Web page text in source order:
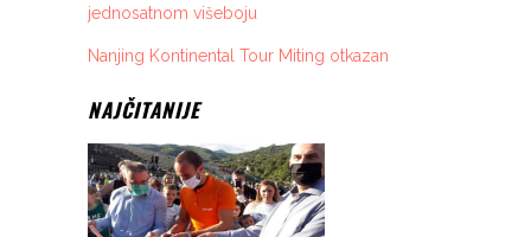
jednosatnom višeboju
Nanjing Kontinental Tour Miting otkazan
NAJČITANIJE